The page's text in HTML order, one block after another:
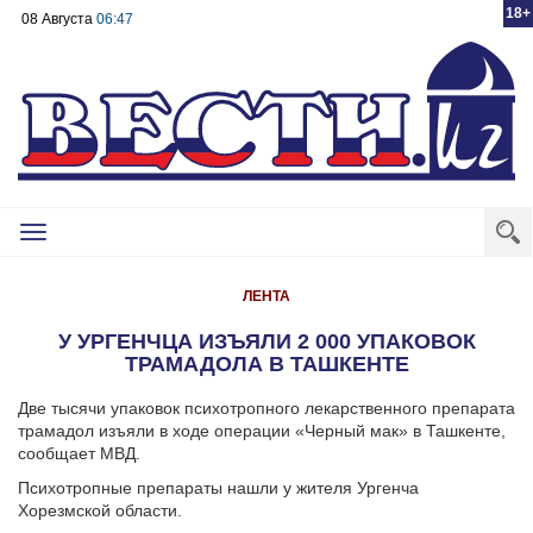
18+
08 Августа 06:47
Toggle
ЛЕНТА
У УРГЕНЧЦА ИЗЪЯЛИ 2 000 УПАКОВОК
ТРАМАДОЛА В ТАШКЕНТЕ
Две тысячи упаковок психотропного лекарственного препарата
трамадол изъяли в ходе операции «Черный мак» в Ташкенте,
сообщает МВД.
Психотропные препараты нашли у жителя Ургенча
Хорезмской области.